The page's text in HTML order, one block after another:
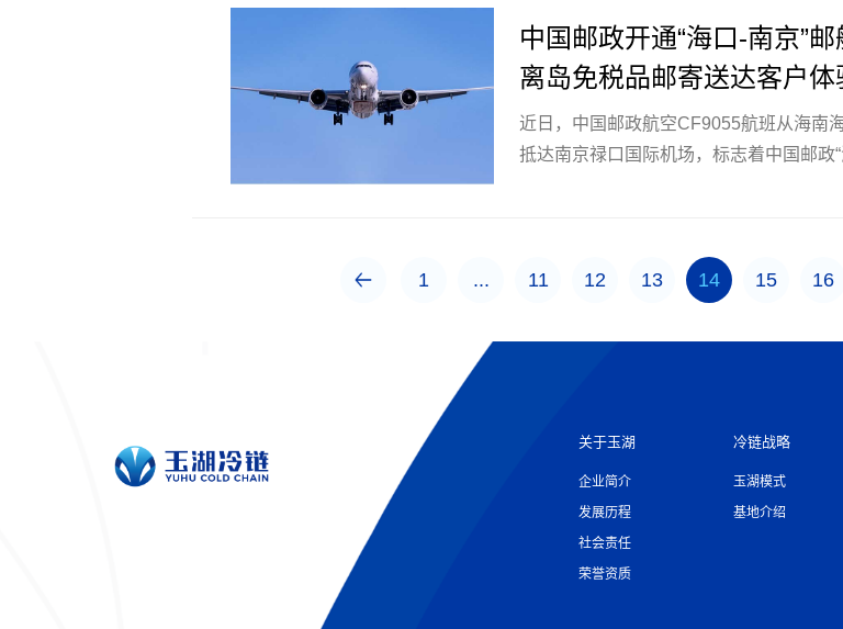
中国邮政开通“海口-南京”
离岛免税品邮寄送达客户体
近日，中国邮政航空CF9055航班从海南
抵达南京禄口国际机场，标志着中国邮政“
1 ... 11 12 13 14 15 16
关于玉湖
企业简介
发展历程
社会责任
荣誉资质
冷链战略
玉湖模式
基地介绍